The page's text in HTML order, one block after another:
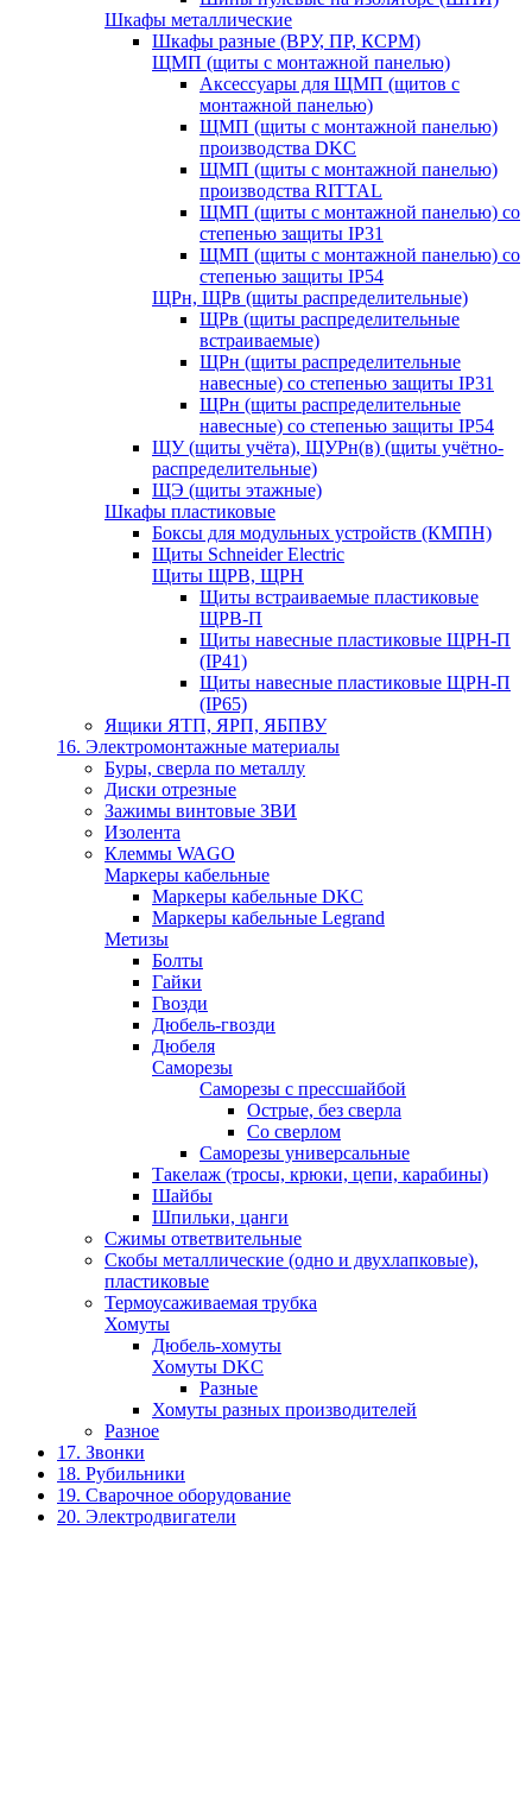
Шкафы металлические
Шкафы разные (ВРУ, ПР, КСРМ)
ЩМП (щиты с монтажной панелью)
Аксессуары для ЩМП (щитов с
монтажной панелью)
ЩМП (щиты с монтажной панелью)
производства DKC
ЩМП (щиты с монтажной панелью)
производства RITTAL
ЩМП (щиты с монтажной панелью) со
степенью защиты IP31
ЩМП (щиты с монтажной панелью) со
степенью защиты IP54
ЩРн, ЩРв (щиты распределительные)
ЩРв (щиты распределительные
встраиваемые)
ЩРн (щиты распределительные
навесные) со степенью защиты IP31
ЩРн (щиты распределительные
навесные) со степенью защиты IP54
ЩУ (щиты учёта), ЩУРн(в) (щиты учётно-
распределительные)
ЩЭ (щиты этажные)
Шкафы пластиковые
Боксы для модульных устройств (КМПН)
Щиты Schneider Electric
Щиты ЩРВ, ЩРН
Щиты встраиваемые пластиковые
ЩРВ-П
Щиты навесные пластиковые ЩРН-П
(IP41)
Щиты навесные пластиковые ЩРН-П
(IP65)
Ящики ЯТП, ЯРП, ЯБПВУ
16. Электромонтажные материалы
Буры, сверла по металлу
Диски отрезные
Зажимы винтовые ЗВИ
Изолента
Клеммы WAGO
Маркеры кабельные
Маркеры кабельные DKC
Маркеры кабельные Legrand
Метизы
Болты
Гайки
Гвозди
Дюбель-гвозди
Дюбеля
Саморезы
Саморезы с прессшайбой
Острые, без сверла
Со сверлом
Саморезы универсальные
Такелаж (тросы, крюки, цепи, карабины)
Шайбы
Шпильки, цанги
Сжимы ответвительные
Скобы металлические (одно и двухлапковые),
пластиковые
Термоусаживаемая трубка
Хомуты
Дюбель-хомуты
Хомуты DKC
Разные
Хомуты разных производителей
Разное
17. Звонки
18. Рубильники
19. Сварочное оборудование
20. Электродвигатели